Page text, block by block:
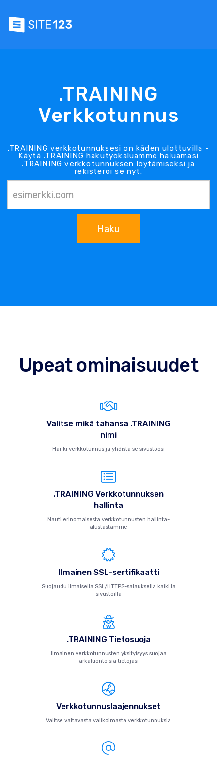
.TRAINING
Verkkotunnus
.TRAINING verkkotunnuksesi on käden ulottuvilla -
Käytä .TRAINING hakutyökaluamme haluamasi
.TRAINING verkkotunnuksen löytämiseksi ja
rekisteröi se nyt.
Haku
Upeat ominaisuudet
Valitse mikä tahansa .TRAINING
nimi
Hanki verkkotunnus ja yhdistä se sivustoosi
.TRAINING Verkkotunnuksen
hallinta
Nauti erinomaisesta verkkotunnusten hallinta-
alustastamme
Ilmainen SSL-sertifikaatti
Suojaudu ilmaisella SSL/HTTPS-salauksella kaikilla
sivustoilla
.TRAINING Tietosuoja
Ilmainen verkkotunnusten yksityisyys suojaa
arkaluontoisia tietojasi
Verkkotunnuslaajennukset
Valitse valtavasta valikoimasta verkkotunnuksia